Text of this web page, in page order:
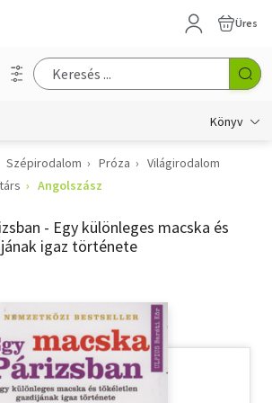
Üres
Könyv
Szépirodalom Próza
Világirodalom
Angolszász
- Egy különleges macska és
igaz története